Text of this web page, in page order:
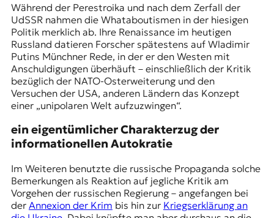
Während der Perestroika und nach dem Zerfall der
UdSSR nahmen die Whataboutismen in der hiesigen
Politik merklich ab. Ihre Renaissance im heutigen
Russland datieren Forscher spätestens auf Wladimir
Putins Münchner Rede, in der er den Westen mit
Anschuldigungen überhäuft – einschließlich der Kritik
bezüglich der NATO-Osterweiterung und den
Versuchen der USA, anderen Ländern das Konzept
einer „unipolaren Welt aufzuzwingen“.
ein eigentümlicher Charakterzug der
informationellen Autokratie
Im Weiteren benutzte die russische Propaganda solche
Bemerkungen als Reaktion auf jegliche Kritik am
Vorgehen der russischen Regierung – angefangen bei
der Annexion der Krim bis hin zur Kriegserklärung an